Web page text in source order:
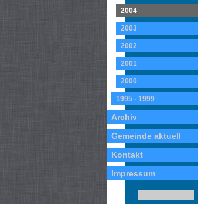
2004
2003
2002
2001
2000
1995 - 1999
Archiv
Gemeinde aktuell
Kontakt
Impressum